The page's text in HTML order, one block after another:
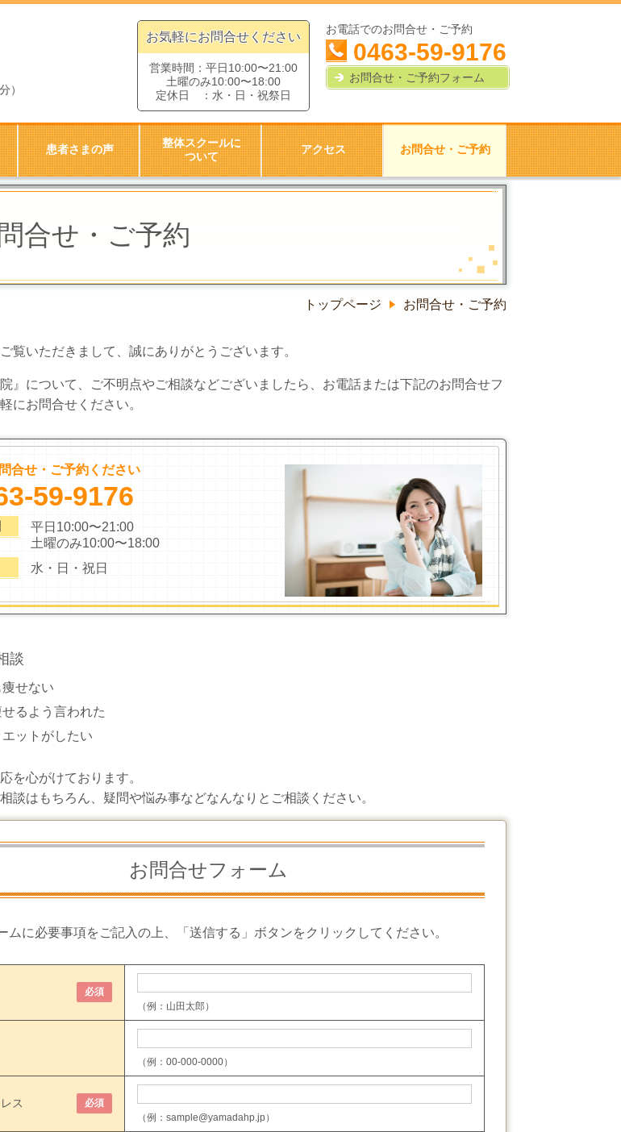
）
お気軽にお問合せください
営業時間：平日10:00〜21:00
土曜のみ10:00〜18:00
定休日 ：水・日・祝祭日
お電話でのお問合せ・ご予約
0463-59-9176
お問合せ・ご予約フォーム
患者さまの声
整体スクールに
ついて
アクセス お問合せ・ご予約
合せ・ご予約
トップページ お問合せ・ご予約
覧いただきまして、誠にありがとうございます。
院』について、ご不明点やご相談などございましたら、お電話または下記のお問合せフ
にお問合せください。
合せ・ご予約ください
59-9176
平日10:00〜21:00
土曜のみ10:00〜18:00
水・日・祝日
談
せない
るよう言われた
ットがしたい
を心がけております。
談はもちろん、疑問や悩み事などなんなりとご相談ください。
お問合せフォーム
ムに必要事項をご記入の上、「送信する」ボタンをクリックしてください。
必須
（例：山田太郎）
（例：00-000-0000）
ス
必須
（例：sample@yamadahp.jp）